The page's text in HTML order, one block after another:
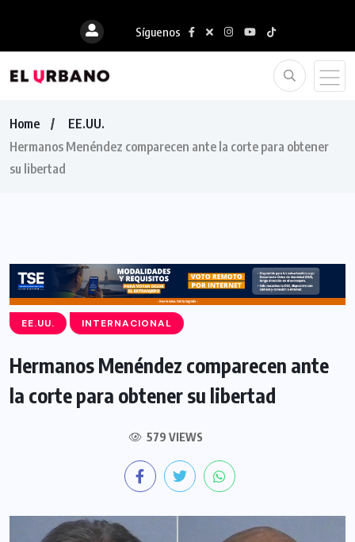
Síguenos
Home
EE.UU.
Hermanos Menéndez comparecen ante la corte para obtener
su libertad
EE.UU. INTERNACIONAL
Hermanos Menéndez comparecen ante
la corte para obtener su libertad
579 VIEWS